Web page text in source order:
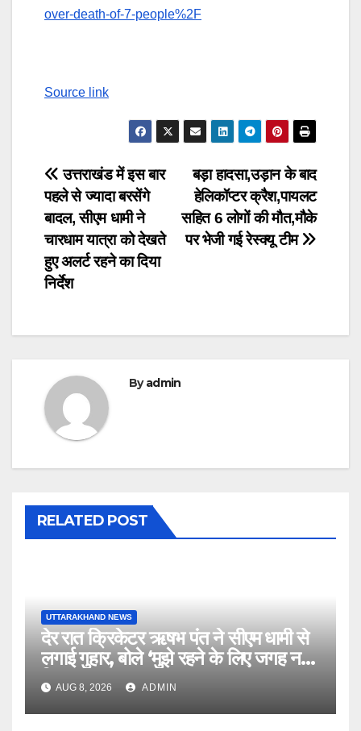
over-death-of-7-people%2F
Source link
Post
navigation
बड़ा हादसा,उड़ान के बाद
हेलिकॉप्टर क्रैश,पायलट
सहित 6 लोगों की मौत,मौके
पर भेजी गई रेस्क्यू टीम
उत्तराखंड में इस बार
पहले से ज्यादा बरसेंगे
बादल, सीएम धामी ने
चारधाम यात्रा को देखते
हुए अलर्ट रहने का दिया
निर्देश
Byadmin
RELATED POST
UTTARAKHAND NEWS
देर रात क्रिकेटर ऋषभ पंत ने सीएम धामी से
लगाई गुहार, बोले ‘मुझे रहने के लिए जगह नहीं
मिल रही’
AUG 8, 2026 ADMIN